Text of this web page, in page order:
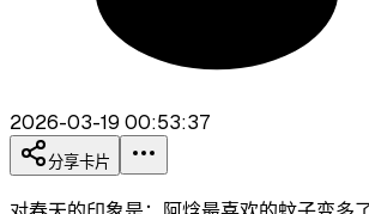
2026-03-19 00:53:37
分享卡片